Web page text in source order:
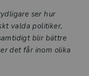
ser hur
valda politiker,
blir bättre
det får inom olika